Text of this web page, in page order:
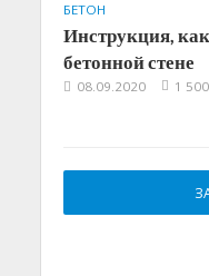
БЕТОН
Инструкция,
бетонной стене
08.09.2020 1